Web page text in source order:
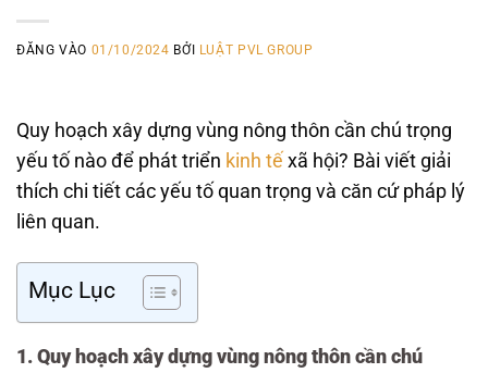
ĐĂNG VÀO 01/10/2024 BỞI LUẬT PVL GROUP
Quy hoạch xây dựng vùng nông thôn cần chú trọng
yếu tố nào để phát triển kinh tế xã hội? Bài viết giải
thích chi tiết các yếu tố quan trọng và căn cứ pháp lý
liên quan.
Mục Lục
1. Quy hoạch xây dựng vùng nông thôn cần chú